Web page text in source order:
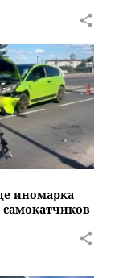
иномарка